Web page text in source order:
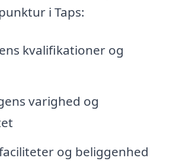
i Taps:
kvalifikationer og
varighed og
og beliggenhed